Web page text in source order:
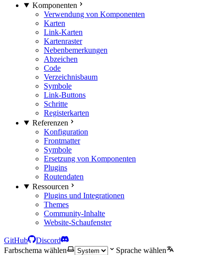
Komponenten
Verwendung von Komponenten
Karten
Link-Karten
Kartenraster
Nebenbemerkungen
Abzeichen
Code
Verzeichnisbaum
Symbole
Link-Buttons
Schritte
Registerkarten
Referenzen
Konfiguration
Frontmatter
Symbole
Ersetzung von Komponenten
Plugins
Routendaten
Ressourcen
Plugins und Integrationen
Themes
Community-Inhalte
Website-Schaufenster
GitHub
Discord
Farbschema wählen
Sprache wählen